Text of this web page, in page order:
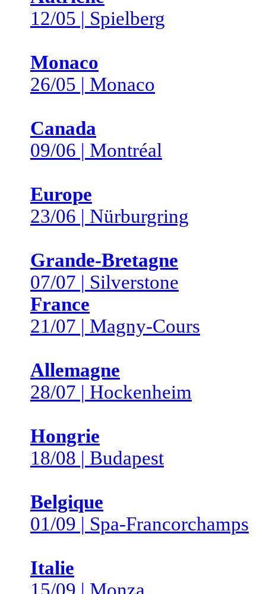
12/05 | Spielberg
Monaco
26/05 | Monaco
Canada
09/06 | Montréal
Europe
23/06 | Nürburgring
Grande-Bretagne
07/07 | Silverstone
France
21/07 | Magny-Cours
Allemagne
28/07 | Hockenheim
Hongrie
18/08 | Budapest
Belgique
01/09 | Spa-Francorchamps
Italie